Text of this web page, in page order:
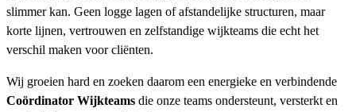
slimmer kan. Geen logge lagen of afstandelijke structuren, maar
korte lijnen, vertrouwen en zelfstandige wijkteams die echt het
verschil maken voor cliënten.
Wij groeien hard en zoeken daarom een energieke en verbindende
Coördinator Wijkteams die onze teams ondersteunt, versterkt en